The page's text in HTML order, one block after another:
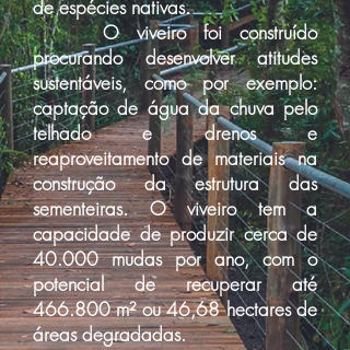
de espécies nativas.
O viveiro foi construído
procurando desenvolver atitudes
sustentáveis, como por exemplo:
captação de água da chuva pelo
telhado e drenos e
reaproveitamento de materiais na
construção da estrutura das
sementeiras. O viveiro tem a
capacidade de produzir cerca de
40.000 mudas por ano, com o
potencial de recuperar até
466.800 m² ou 46,68 hectares de
áreas degradadas.